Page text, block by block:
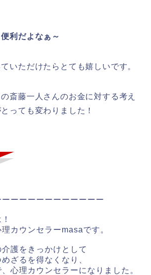
利だよなぁ～
いただけたらとても嬉しいです。
斎藤一人さんのお金に対する考え
っても変わりました！
ーーーーーーーーーーー
カウンセラーmasaです。
護をきっかけとして
ざるを得なくなり、
心理カウンセラーになりました。